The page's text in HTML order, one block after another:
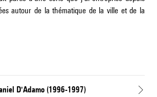
autour de la thématique de la ville et de la
D'Adamo (1996-1997)